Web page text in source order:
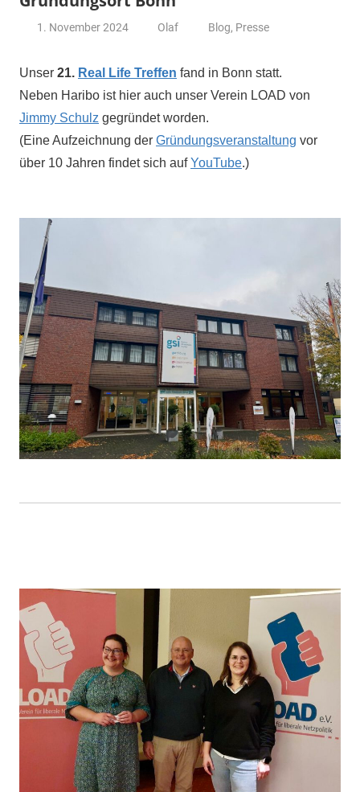
1. November 2024 Olaf Blog, Presse
Unser 21. Real Life Treffen fand in Bonn statt.
Neben Haribo ist hier auch unser Verein LOAD von
Jimmy Schulz gegründet worden.
(Eine Aufzeichnung der Gründungsveranstaltung vor
über 10 Jahren findet sich aufYouTube.)